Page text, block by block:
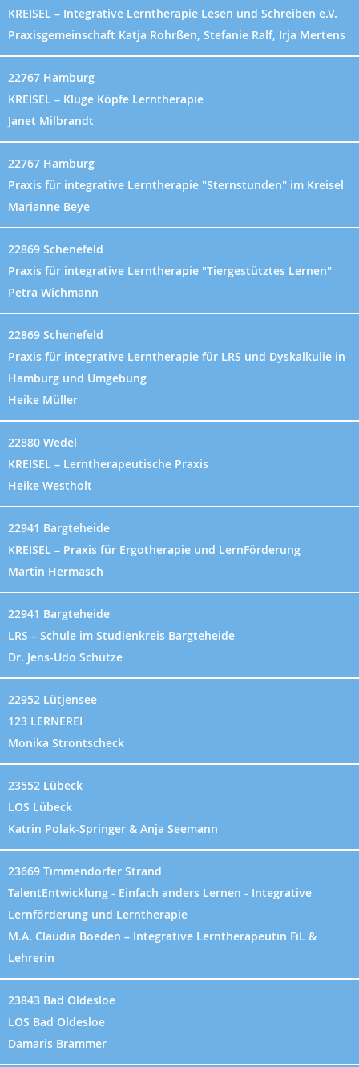
KREISEL – Integrative Lerntherapie Lesen und Schreiben e.V.
Praxisgemeinschaft Katja Rohrßen, Stefanie Ralf, Irja Mertens
22767 Hamburg
KREISEL – Kluge Köpfe Lerntherapie
Janet Milbrandt
22767 Hamburg
Praxis für integrative Lerntherapie "Sternstunden" im Kreisel
Marianne Beye
22869 Schenefeld
Praxis für integrative Lerntherapie "Tiergestütztes Lernen"
Petra Wichmann
22869 Schenefeld
Praxis für integrative Lerntherapie für LRS und Dyskalkulie in
Hamburg und Umgebung
Heike Müller
22880 Wedel
KREISEL – Lerntherapeutische Praxis
Heike Westholt
22941 Bargteheide
KREISEL – Praxis für Ergotherapie und LernFörderung
Martin Hermasch
22941 Bargteheide
LRS – Schule im Studienkreis Bargteheide
Dr. Jens-Udo Schütze
22952 Lütjensee
123 LERNEREI
Monika Strontscheck
23552 Lübeck
LOS Lübeck
Katrin Polak-Springer & Anja Seemann
23669 Timmendorfer Strand
TalentEntwicklung - Einfach anders Lernen - Integrative
Lernförderung und Lerntherapie
M.A. Claudia Boeden – Integrative Lerntherapeutin FiL &
Lehrerin
23843 Bad Oldesloe
LOS Bad Oldesloe
Damaris Brammer